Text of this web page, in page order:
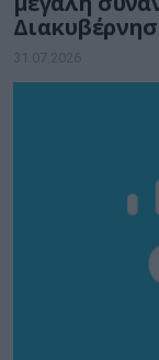
31.07.2026